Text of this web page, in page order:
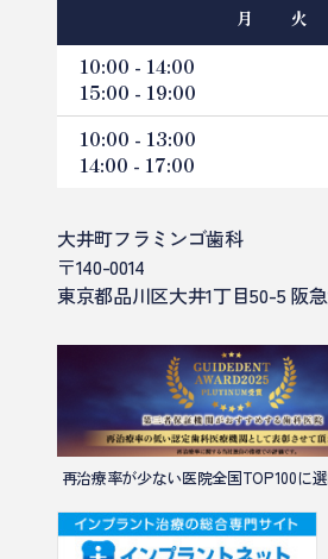
月 火
10:00 - 14:00
15:00 - 19:00
10:00 - 13:00
14:00 - 17:00
大井町フラミンゴ歯科
〒140-0014
東京都品川区大井1丁目50-5 阪
再治療率が少ない医院全国TOP100に